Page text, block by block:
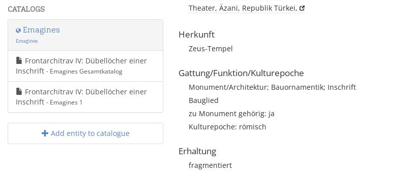
CATALOGS
Emagines
Emagines
Frontarchitrav IV: Dübellöcher einer
Inschrift - Emagines Gesamtkatalog
Frontarchitrav IV: Dübellöcher einer
Inschrift - Emagines 1
Add entity to catalogue
Theater, Äzani, Republik Türkei,
Herkunft
Zeus-Tempel
Gattung/Funktion/Kulturepoche
Monument/Architektur; Bauornamentik; Inschrift
Bauglied
zu Monument gehörig: ja
Kulturepoche: römisch
Erhaltung
fragmentiert